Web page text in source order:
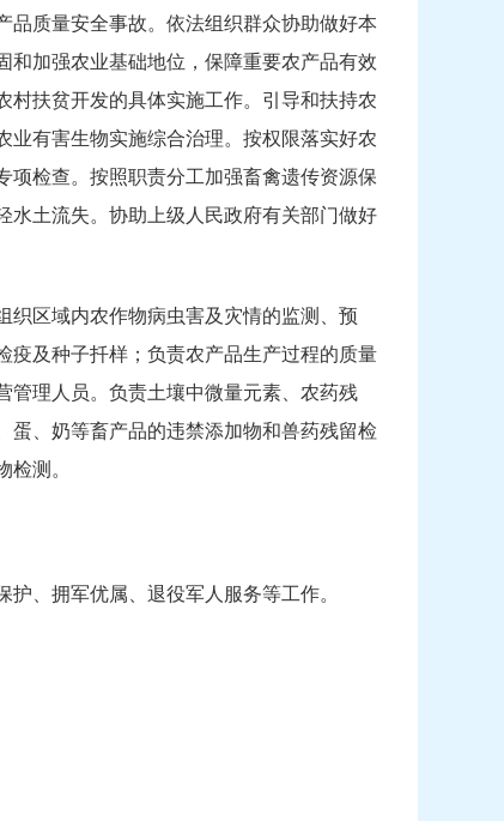
品质量安全事故。依法组织群众协助做好本
和加强农业基础地位，保障重要农产品有效
村扶贫开发的具体实施工作。引导和扶持农
业有害生物实施综合治理。按权限落实好农
项检查。按照职责分工加强畜禽遗传资源保
水土流失。协助上级人民政府有关部门做好
织区域内农作物病虫害及灾情的监测、预
疫及种子扦样；负责农产品生产过程的质量
管理人员。负责土壤中微量元素、农药残
蛋、奶等畜产品的违禁添加物和兽药残留检
测。
、拥军优属、退役军人服务等工作。